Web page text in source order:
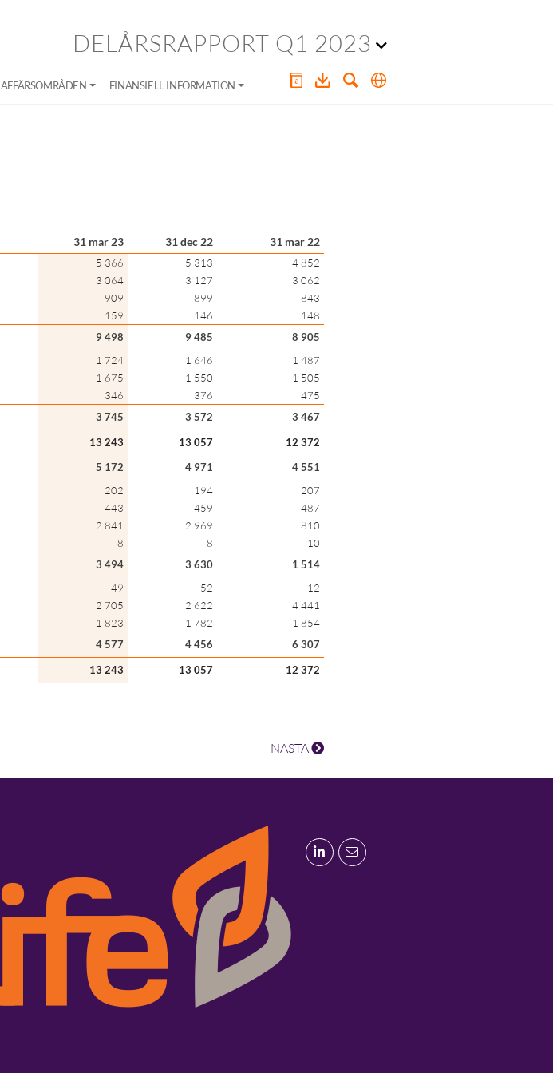
DELÅRSRAPPORT Q1 2023
AFFÄRSOMRÅDEN FINANSIELL INFORMATION
31 mar 23 31 dec 22 31 mar 22
5 366 5 313
4 852
3 064 3 127
3 062
909 899
843
159 146
148
9 498 9 485
8 905
1 724 1 646
1 487
1 675 1 550
1 505
346 376
475
3 745 3 572
3 467
13 243 13 057
12 372
5 172 4 971
4 551
202 194
207
443 459
487
2 841 2 969
810
8 8
10
3 494 3 630
1 514
49 52
12
2 705 2 622
4 441
1 823 1 782
1 854
4 577 4 456
6 307
13 243 13 057 12 372
NÄSTA